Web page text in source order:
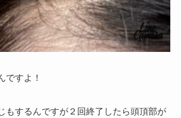
ですよ！
もするんですが２回終了したら頭頂部が